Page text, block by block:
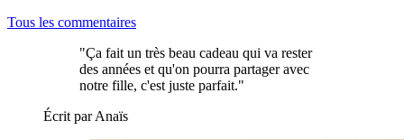
Tous les commentaires
"Ça fait un très beau cadeau qui va rester
des années et qu'on pourra partager avec
notre fille, c'est juste parfait."
Écrit par Anaïs